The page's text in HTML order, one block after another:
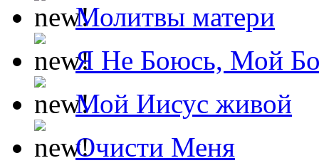
Молитвы матери
Я Не Боюсь, Мой
Мой Иисус живой
Очисти Меня